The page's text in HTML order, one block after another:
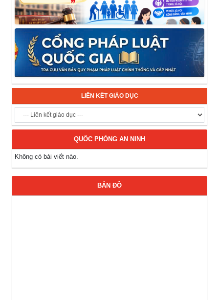
LIÊN KẾT GIÁO DỤC
QUỐC PHÒNG AN NINH
Không có bài viết nào.
BẢN ĐỒ